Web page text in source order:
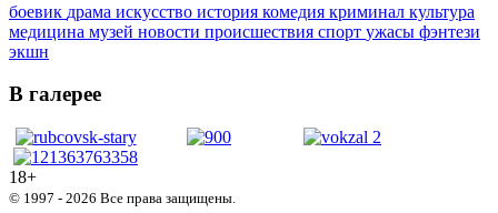
боевик драма искусство история комедия криминал культура
медицина музей новости происшествия спорт ужасы фэнтези
экшн
В галерее
18+
© 1997 - 2026 Все права защищены.